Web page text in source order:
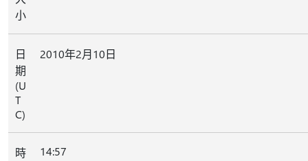
小
日
期
(U
T
C)
2010年2月10日
時
14:57